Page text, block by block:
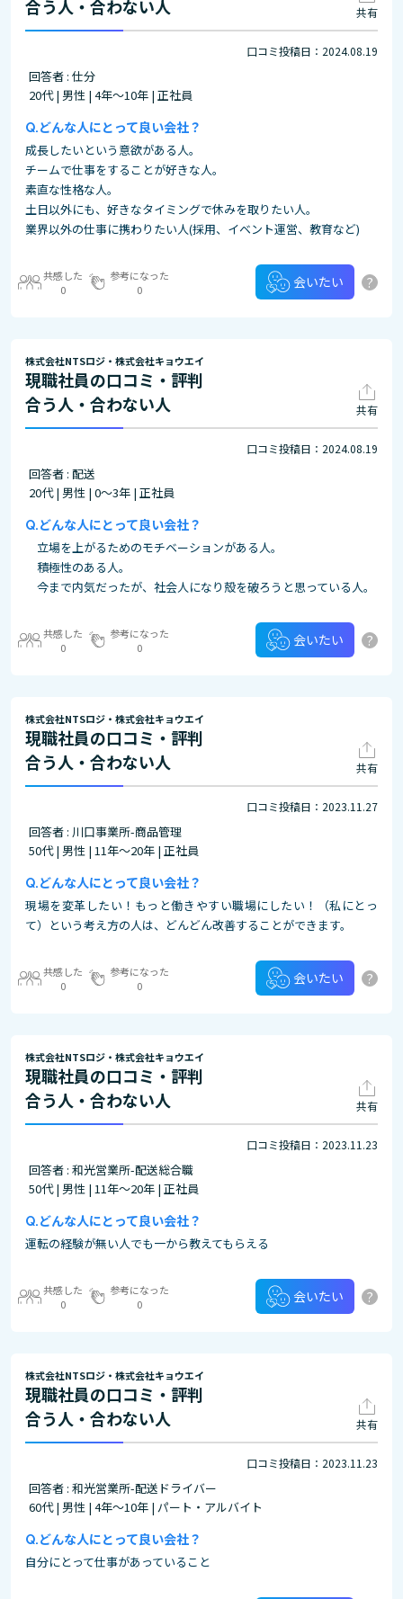
合う人・合わない人 共有
口コミ投稿日：2024.08.19
回答者 : 仕分
20代 | 男性 | 4年～10年 | 正社員
どんな人にとって良い会社？
成長したいという意欲がある人。
チームで仕事をすることが好きな人。
素直な性格な人。
土日以外にも、好きなタイミングで休みを取りたい人。
業界以外の仕事に携わりたい人(採用、イベント運営、教育など)
共感した
0
参考になった
0
会いたい ?
株式会社NTSロジ・株式会社キョウエイ
現職社員の口コミ・評判
合う人・合わない人
共有
口コミ投稿日：2024.08.19
回答者 : 配送
20代 | 男性 | 0～3年 | 正社員
どんな人にとって良い会社？
立場を上がるためのモチベーションがある人。
積極性のある人。
今まで内気だったが、社会人になり殻を破ろうと思っている人。
共感した
0
参考になった
0
会いたい ?
株式会社NTSロジ・株式会社キョウエイ
現職社員の口コミ・評判
合う人・合わない人
共有
口コミ投稿日：2023.11.27
回答者 : 川口事業所-商品管理
50代 | 男性 | 11年～20年 | 正社員
どんな人にとって良い会社？
現場を変革したい！もっと働きやすい職場にしたい！（私にとっ
て）という考え方の人は、どんどん改善することができます。
共感した
0
参考になった
0
会いたい ?
株式会社NTSロジ・株式会社キョウエイ
現職社員の口コミ・評判
合う人・合わない人
共有
口コミ投稿日：2023.11.23
回答者 : 和光営業所-配送総合職
50代 | 男性 | 11年～20年 | 正社員
どんな人にとって良い会社？
運転の経験が無い人でも一から教えてもらえる
共感した
0
参考になった
0
会いたい ?
株式会社NTSロジ・株式会社キョウエイ
現職社員の口コミ・評判
合う人・合わない人
共有
口コミ投稿日：2023.11.23
回答者 : 和光営業所-配送ドライバー
60代 | 男性 | 4年～10年 | パート・アルバイト
どんな人にとって良い会社？
自分にとって仕事があっていること